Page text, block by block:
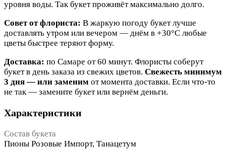
уровня воды. Так букет проживёт максимально долго.
Совет от флориста: В жаркую погоду букет лучше
доставлять утром или вечером — днём в +30°C любые
цветы быстрее теряют форму.
Доставка: по Самаре от 60 минут. Флористы соберут
букет в день заказа из свежих цветов. Свежесть минимум
3 дня — или заменим от момента доставки. Если что-то
не так — замените букет или вернём деньги.
Характеристики
Состав букета
Пионы Розовые Импорт, Танацетум